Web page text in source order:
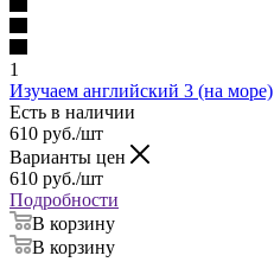
1
Изучаем английский 3 (на море)
Есть в наличии
610 руб./шт
Варианты цен
610 руб./шт
Подробности
В корзину
В корзину